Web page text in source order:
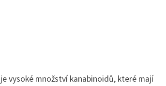
vysoké množství kanabinoidů, které mají